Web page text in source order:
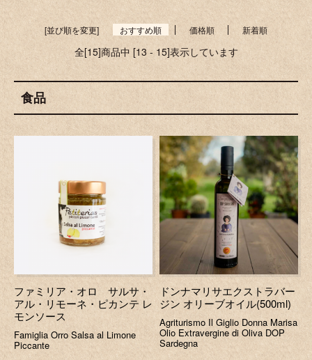
[並び順を変更] おすすめ順 価格順 新着順
全[15]商品中 [13 - 15]表示しています
食品
ファミリア・オロ サルサ・
アル・リモーネ・ピカンテ レ
モンソース
Famiglia Orro Salsa al Limone
Piccante
ドンナマリサエクストラバー
ジン オリーブオイル(500ml)
Agriturismo Il Giglio Donna Marisa
Olio Extravergine di Oliva DOP
Sardegna